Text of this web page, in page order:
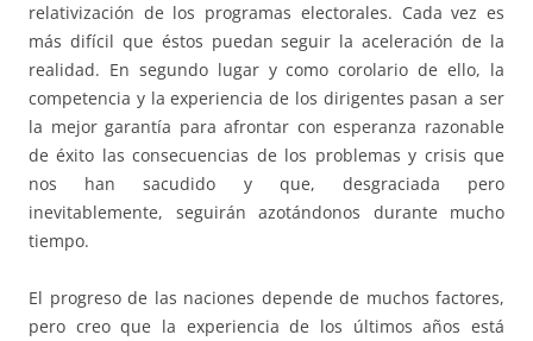
relativización de los programas electorales. Cada vez es
más difícil que éstos puedan seguir la aceleración de la
realidad. En segundo lugar y como corolario de ello, la
competencia y la experiencia de los dirigentes pasan a ser
la mejor garantía para afrontar con esperanza razonable
de éxito las consecuencias de los problemas y crisis que
nos han sacudido y que, desgraciada pero
inevitablemente, seguirán azotándonos durante mucho
tiempo.
El progreso de las naciones depende de muchos factores,
pero creo que la experiencia de los últimos años está